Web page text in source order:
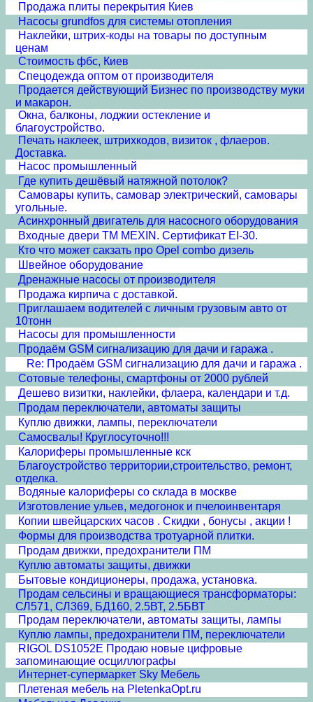
Продажа плиты перекрытия Киев
Насосы grundfos для системы отопления
Наклейки, штрих-коды на товары по доступным
ценам
Стоимость фбс, Киев
Спецодежда оптом от производителя
Продается действующий Бизнес по производству муки
и макарон.
Окна, балконы, лоджии остекление и
благоустройство.
Печать наклеек, штрихкодов, визиток , флаеров.
Доставка.
Насос промышленный
Где купить дешёвый натяжной потолок?
Самовары купить, самовар электрический, самовары
угольные.
Асинхронный двигатель для насосного оборудования
Входные двери ТМ MEXIN. Сертификат EI-30.
Кто что может сакзать про Opel combo дизель
Швейное оборудование
Дренажные насосы от производителя
Продажа кирпича с доставкой.
Приглашаем водителей с личным грузовым авто от
10тонн
Насосы для промышленности
Продаём GSM сигнализацию для дачи и гаража .
Re: Продаём GSM сигнализацию для дачи и гаража .
Сотовые телефоны, смартфоны от 2000 рублей
Дешево визитки, наклейки, флаера, календари и т.д.
Продам переключатели, автоматы защиты
Куплю движки, лампы, переключатели
Самосвалы! Круглосуточно!!!
Калориферы промышленные кск
Благоустройство территории,строительство, ремонт,
отделка.
Водяные калориферы со склада в москве
Изготовление ульев, медогонок и пчелоинвентаря
Копии швейцарских часов . Скидки , бонусы , акции !
Формы для производства тротуарной плитки.
Продам движки, предохранители ПМ
Куплю автоматы защиты, движки
Бытовые кондиционеры, продажа, установка.
Продам сельсины и врaщающиеся трансформаторы:
СЛ571, СЛ369, БД160, 2.5ВТ, 2.5БВТ
Продам переключатели, автоматы защиты, лампы
Куплю лампы, предохранители ПМ, переключатели
RIGOL DS1052E Продаю новые цифровые
запоминающие осциллографы
Интернет-супермаркет Sky Мебель
Плетеная мебель на PletenkaOpt.ru